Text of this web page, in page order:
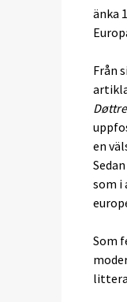
änka
Från
en
som i
Som